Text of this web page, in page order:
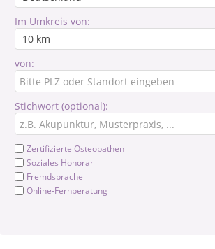
Im Umkreis von:
von:
Stichwort (optional):
Zertifizierte Osteopathen
Soziales Honorar
Fremdsprache
Online-Fernberatung